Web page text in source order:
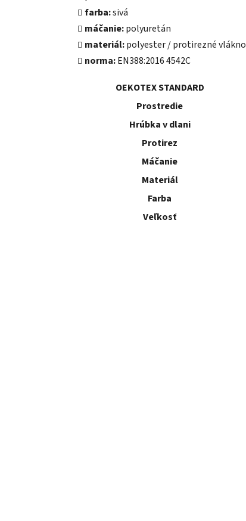
farba:sivá
máčanie:polyuretán
materiál:polyester / protirezné vlákno
norma:EN388:2016 4542C
OEKOTEX STANDARD
Prostredie
Hrúbka v dlani
Protirez
Máčanie
Materiál
Farba
Veľkosť